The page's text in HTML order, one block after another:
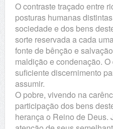
O contraste traçado entre
posturas humanas
sociedade e dos bens
sorte reservada a cada
fonte de bênção e
maldição e condenação.
suficiente discernimento
assumir.
O pobre, vivendo na
participação dos bens
herança o Reino de Deus.